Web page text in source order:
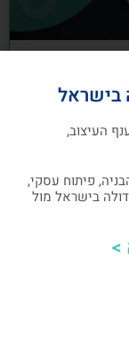
מענף
מפת דרכים
בישראל
העיצוב,
והבניה, פיתוח עסקי,
בישראל מול
>